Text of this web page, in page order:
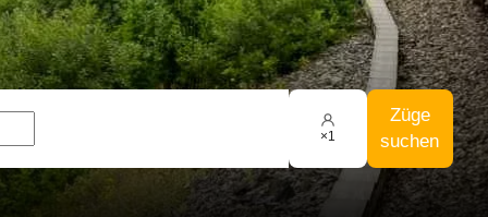
×1
Züge
suchen